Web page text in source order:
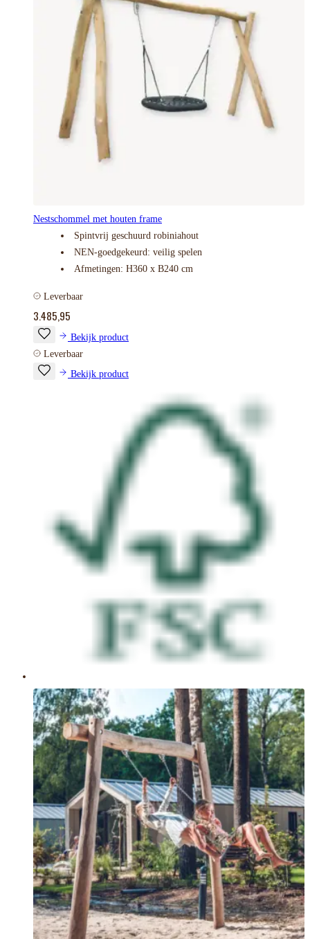
Nestschommel met houten frame
Spintvrij geschuurd robiniahout
NEN-goedgekeurd: veilig spelen
Afmetingen: H360 x B240 cm
Leverbaar
3.485,95
Bekijk product
Leverbaar
Bekijk product